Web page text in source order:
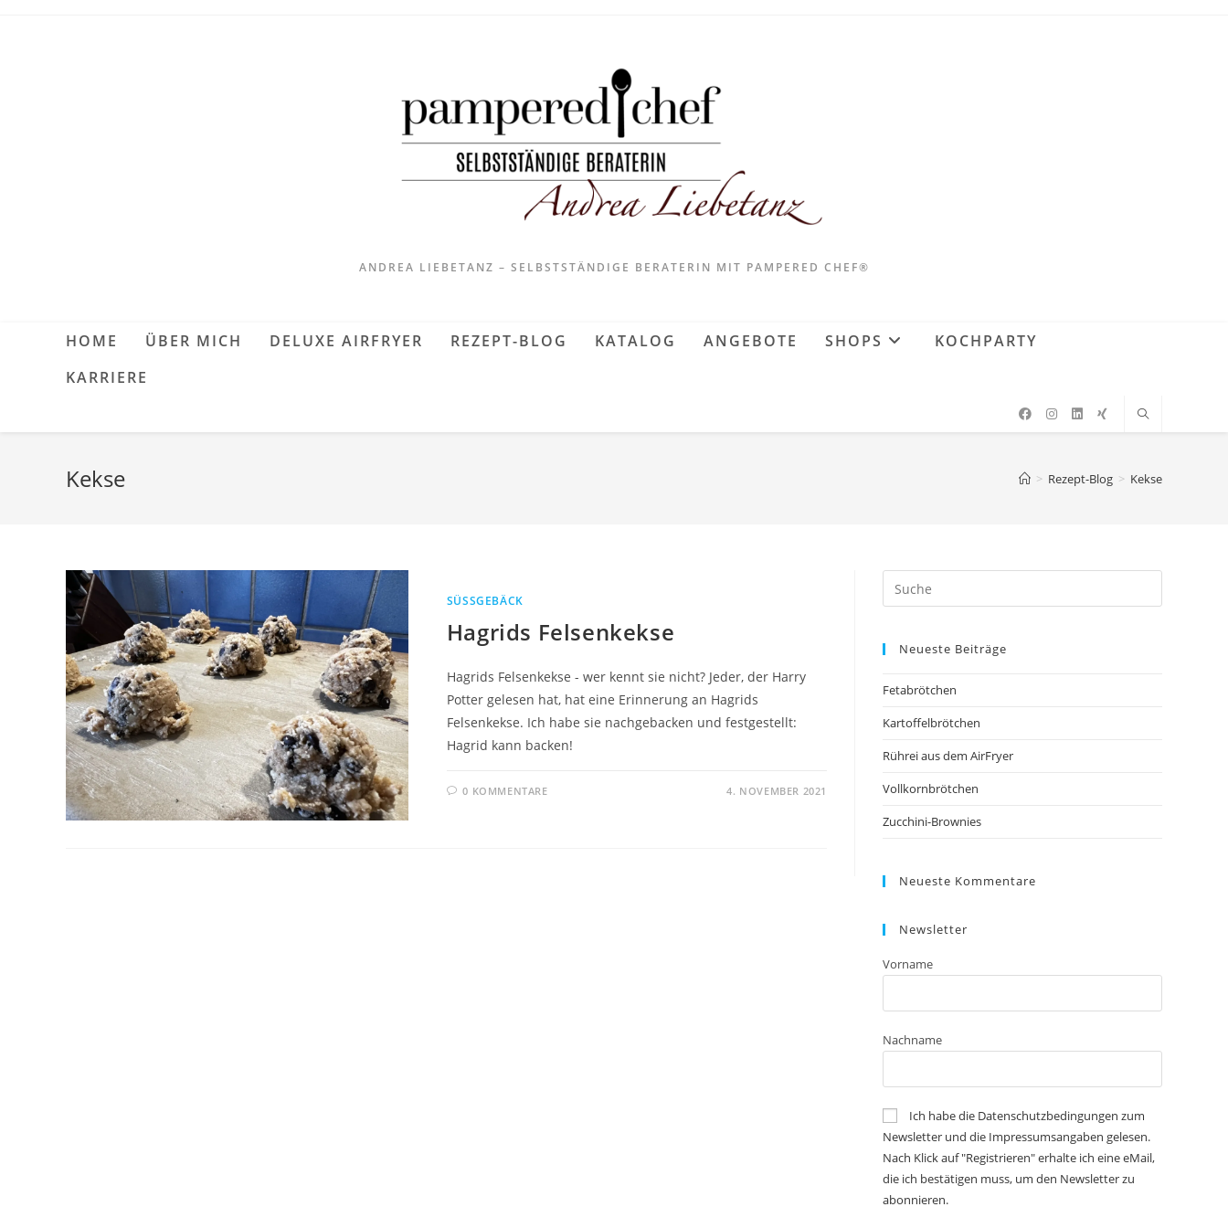
ANDREA LIEBETANZ – SELBSTSTÄNDIGE BERATERIN MIT PAMPERED CHEF®
HOME ÜBER MICH DELUXE AIRFRYER REZEPT-BLOG KATALOG ANGEBOTE SHOPS
KOCHPARTY
KARRIERE
Kekse > Rezept-Blog > Kekse
SÜSSGEBÄCK
Hagrids Felsenkekse
Hagrids Felsenkekse - wer kennt sie nicht? Jeder, der Harry
Potter gelesen hat, hat eine Erinnerung an Hagrids
Felsenkekse. Ich habe sie nachgebacken und festgestellt:
Hagrid kann backen!
0 KOMMENTARE 4. NOVEMBER 2021
Neueste Beiträge
Fetabrötchen
Kartoffelbrötchen
Rührei aus dem AirFryer
Vollkornbrötchen
Zucchini-Brownies
Neueste Kommentare
Newsletter
Vorname
Nachname
Ich habe die Datenschutzbedingungen zum
Newsletter und die Impressumsangaben gelesen.
Nach Klick auf "Registrieren" erhalte ich eine eMail,
die ich bestätigen muss, um den Newsletter zu
abonnieren.